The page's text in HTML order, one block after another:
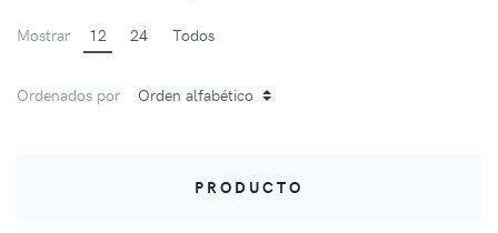
Mostrar 12 24 Todos
Ordenados por
PRODUCTO